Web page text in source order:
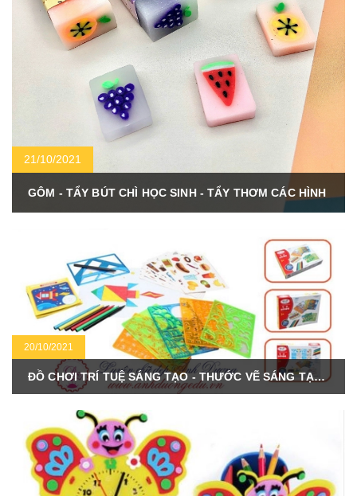
21/10/2021
GÔM - TẨY BÚT CHÌ HỌC SINH - TẨY THƠM CÁC HÌNH
20/10/2021
ĐỒ CHƠI TRÍ TUỆ SÁNG TẠO - THƯỚC VẼ SÁNG TẠO FIRST CLASSROOM